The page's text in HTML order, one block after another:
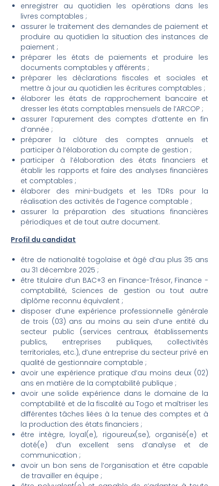
enregistrer au quotidien les opérations dans les
livres comptables ;
assurer le traitement des demandes de paiement et
produire au quotidien la situation des instances de
paiement ;
préparer les états de paiements et produire les
documents comptables y afférents ;
préparer les déclarations fiscales et sociales et
mettre à jour au quotidien les écritures comptables ;
élaborer les états de rapprochement bancaire et
dresser les états comptables mensuels de l’ARCOP ;
assurer l’apurement des comptes d’attente en fin
d’année ;
préparer la clôture des comptes annuels et
participer à l’élaboration du compte de gestion ;
participer à l’élaboration des états financiers et
établir les rapports et faire des analyses financières
et comptables ;
élaborer des mini-budgets et les TDRs pour la
réalisation des activités de l’agence comptable ;
assurer la préparation des situations financières
périodiques et de tout autre document.
Profil du candidat
être de nationalité togolaise et âgé d’au plus 35 ans
au 31 décembre 2025 ;
être titulaire d’un BAC+3 en Finance-Trésor, Finance -
comptabilité, Sciences de gestion ou tout autre
diplôme reconnu équivalent ;
disposer d’une expérience professionnelle générale
de trois (03) ans au moins au sein d’une entité du
secteur public (services centraux, établissements
publics, entreprises publiques, collectivités
territoriales, etc.), d’une entreprise du secteur privé en
qualité de gestionnaire comptable ;
avoir une expérience pratique d’au moins deux (02)
ans en matière de la comptabilité publique ;
avoir une solide expérience dans le domaine de la
comptabilité et de la fiscalité au Togo et maîtriser les
différentes tâches liées à la tenue des comptes et à
la production des états financiers ;
être intègre, loyal(e), rigoureux(se), organisé(e) et
doté(e) d’un excellent sens d’analyse et de
communication ;
avoir un bon sens de l’organisation et être capable
de travailler en équipe ;